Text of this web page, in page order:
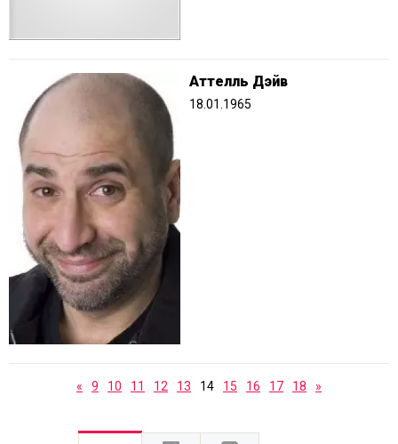
Аттелль Дэйв
18.01.1965
« 9 10 11 12 13 14 15 16 17 18 »